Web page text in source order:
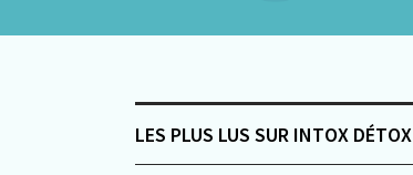
LES PLUS LUS SUR INTOX DÉTOX